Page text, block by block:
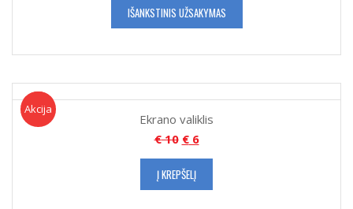
IŠANKSTINIS UŽSAKYMAS
Akcija
Akcija!
Ekrano valiklis
€10 €6
Į KREPŠELĮ